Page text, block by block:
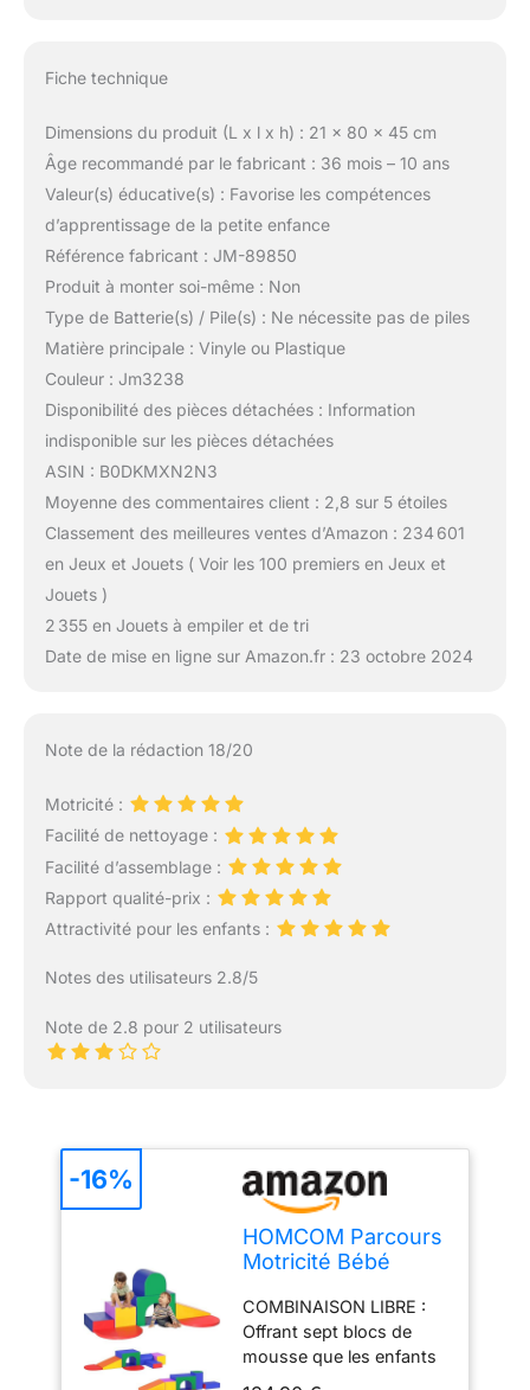
Fiche technique
Dimensions du produit (L x l x h) : 21 x 80 x 45 cm
Âge recommandé par le fabricant : 36 mois – 10 ans
Valeur(s) éducative(s) : Favorise les compétences
d’apprentissage de la petite enfance
Référence fabricant : JM-89850
Produit à monter soi-même : Non
Type de Batterie(s) / Pile(s) : Ne nécessite pas de piles
Matière principale : Vinyle ou Plastique
Couleur : Jm3238
Disponibilité des pièces détachées : Information
indisponible sur les pièces détachées
ASIN : B0DKMXN2N3
Moyenne des commentaires client : 2,8 sur 5 étoiles
Classement des meilleures ventes d’Amazon : 234 601
en Jeux et Jouets ( Voir les 100 premiers en Jeux et
Jouets )
2 355 en Jouets à empiler et de tri
Date de mise en ligne sur Amazon.fr : 23 octobre 2024
Note de la rédaction 18/20
Motricité :
Facilité de nettoyage :
Facilité d’assemblage :
Rapport qualité-prix :
Attractivité pour les enfants :
Notes des utilisateurs 2.8/5
Note de 2.8 pour 2 utilisateurs
HOMCOM Parcours
Motricité Bébé
Mousse 7PCS
Multicolore
COMBINAISON LIBRE :
Offrant sept blocs de
mousse que les enfants
peuvent librement
-16%